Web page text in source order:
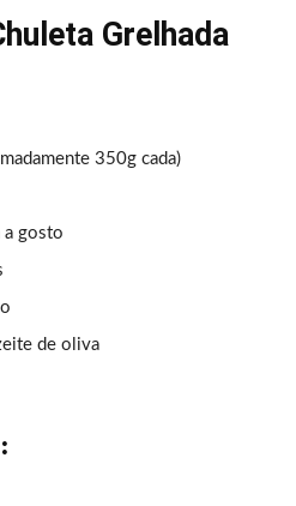
Grelhada
350g cada)
a gosto
de oliva